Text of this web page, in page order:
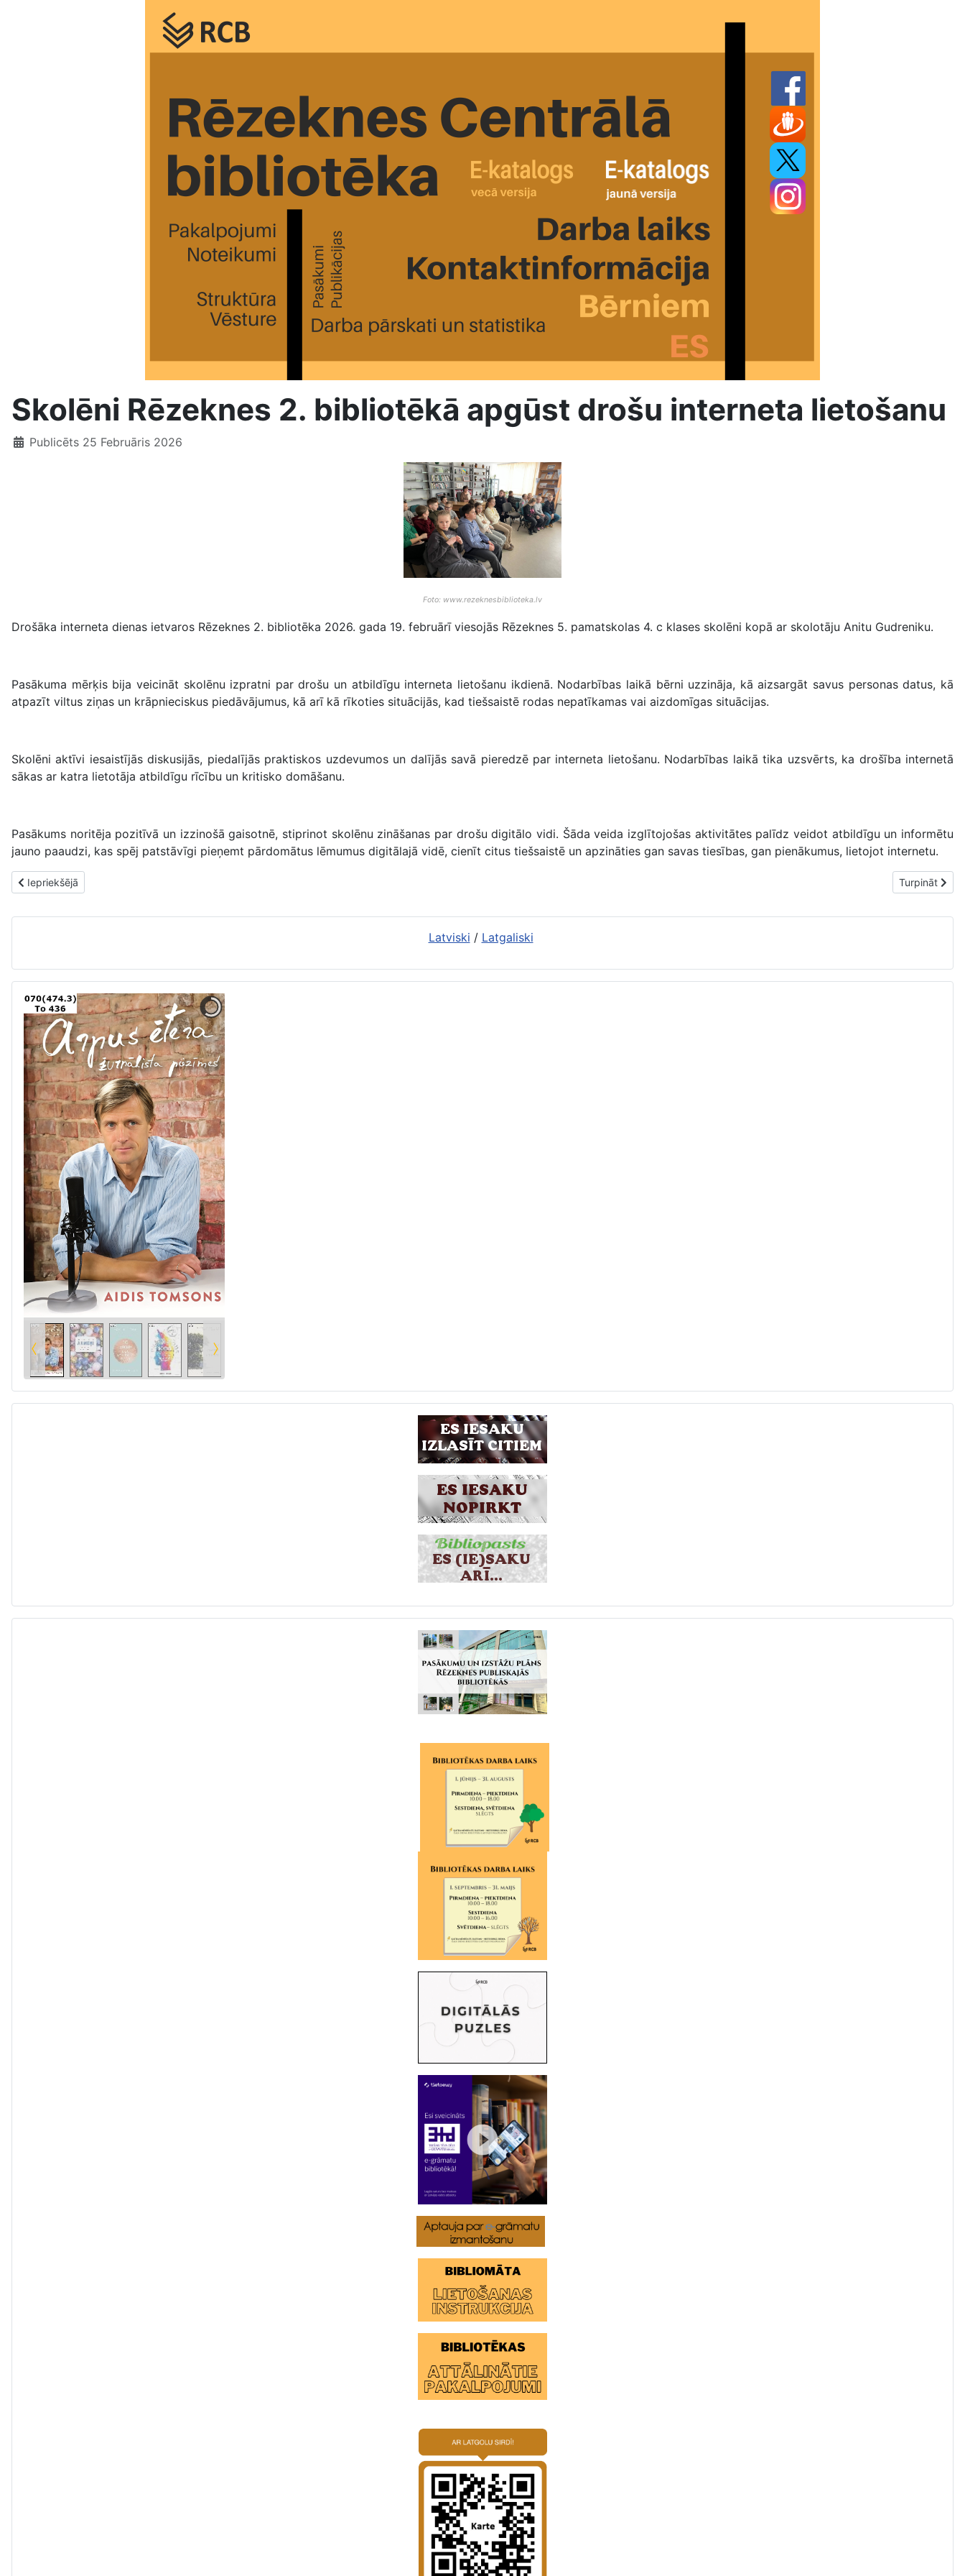
Skolēni Rēzeknes 2. bibliotēkā apgūst drošu interneta lietošanu
Publicēts 25 Februāris 2026
Foto: www.rezeknesbiblioteka.lv
Drošāka interneta dienas ietvaros Rēzeknes 2. bibliotēka 2026. gada 19. februārī viesojās Rēzeknes 5. pamatskolas 4. c klases skolēni kopā ar skolotāju Anitu Gudreniku.
Pasākuma mērķis bija veicināt skolēnu izpratni par drošu un atbildīgu interneta lietošanu ikdienā. Nodarbības laikā bērni uzzināja, kā aizsargāt savus personas datus, kā
atpazīt viltus ziņas un krāpnieciskus piedāvājumus, kā arī kā rīkoties situācijās, kad tiešsaistē rodas nepatīkamas vai aizdomīgas situācijas.
Skolēni aktīvi iesaistījās diskusijās, piedalījās praktiskos uzdevumos un dalījās savā pieredzē par interneta lietošanu. Nodarbības laikā tika uzsvērts, ka drošība internetā
sākas ar katra lietotāja atbildīgu rīcību un kritisko domāšanu.
Pasākums noritēja pozitīvā un izzinošā gaisotnē, stiprinot skolēnu zināšanas par drošu digitālo vidi. Šāda veida izglītojošas aktivitātes palīdz veidot atbildīgu un informētu
jauno paaudzi, kas spēj patstāvīgi pieņemt pārdomātus lēmumus digitālajā vidē, cienīt citus tiešsaistē un apzināties gan savas tiesības, gan pienākumus, lietojot internetu.
Iepriekšējais raksts: Pasaku diena 2. bibliotēkā
Iepriekšējā Nākamais
Turpināt
Latviski / Latgaliski